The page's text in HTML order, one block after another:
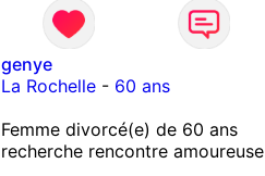
genye
La Rochelle- 60 ans
Femme divorcé(e) de 60 ans
recherche rencontre amoureuse